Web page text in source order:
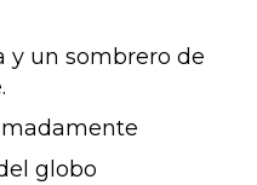
y un sombrero de
globo